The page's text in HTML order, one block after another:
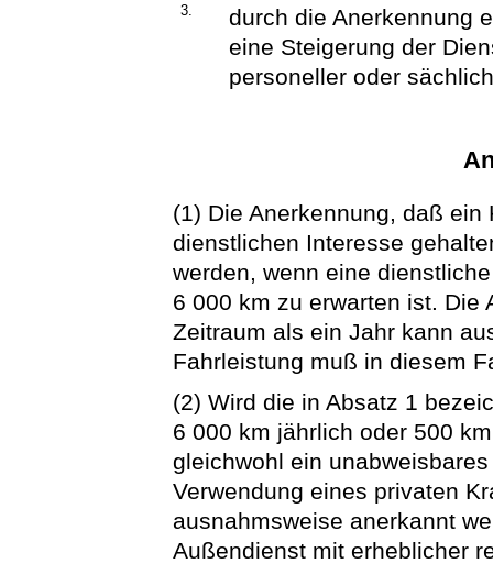
3.
durch die Anerkennung
eine Steigerung der
personeller oder
(1) Die Anerkennung, daß
dienstlichen Interesse
werden, wenn eine
6 000 km zu erwarten ist. Die
Zeitraum als ein Jahr kann
Fahrleistung muß in diesem
(2) Wird die in Absatz 1
6 000 km jährlich oder 500
gleichwohl ein
Verwendung eines privaten
ausnahmsweise anerkannt
Außendienst mit erheblicher